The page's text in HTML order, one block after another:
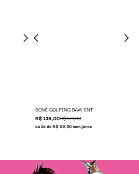
BONÉ GOLFING BAW ENT
R$ 139,00R$ 179,00
ou 2x de R$ 69,50 sem juros